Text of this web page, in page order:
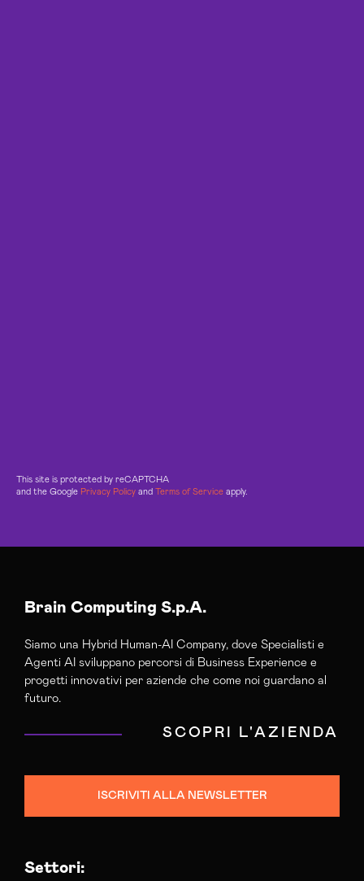
This site is protected by reCAPTCHA
and the Google Privacy Policy and Terms of Service apply.
Brain Computing S.p.A.
Siamo una Hybrid Human-AI Company, dove Specialisti e
Agenti AI sviluppano percorsi di Business Experience e
progetti innovativi per aziende che come noi guardano al
futuro.
SCOPRI L'AZIENDA
ISCRIVITI ALLA NEWSLETTER
Settori: